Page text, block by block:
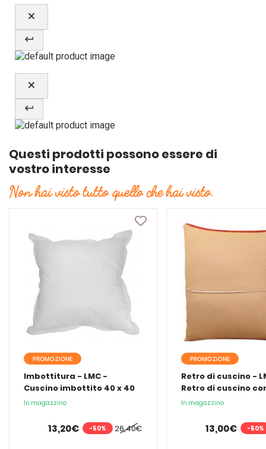
Questi prodotti possono essere di
vostro interesse
Non hai visto tutto quello che hai visto.
PROMOZIONE
Imbottitura - LMC -
Cuscino imbottito 40 x 40
cm
In magazzino
26,40€
13,20€ -50%
PROMOZIONE
Retro di cuscino -
Retro di cuscino
In magazzino
13,00€ -50%